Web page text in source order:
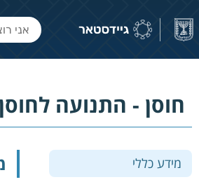
חוסן - התנועה
מידע כללי